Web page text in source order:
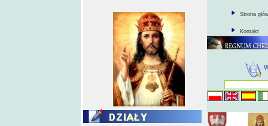
Strona
Kontakt